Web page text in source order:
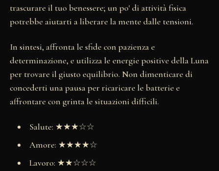
trascurare il tuo benessere; un po' di attività fisica
potrebbe aiutarti a liberare la mente dalle tensioni.
In sintesi, affronta le sfide con pazienza e
determinazione, e utilizza le energie positive della Luna
per trovare il giusto equilibrio. Non dimenticare di
concederti una pausa per ricaricare le batterie e
affrontare con grinta le situazioni difficili.
Salute: ★★★☆☆
Amore: ★★★★☆
Lavoro: ★★☆☆☆